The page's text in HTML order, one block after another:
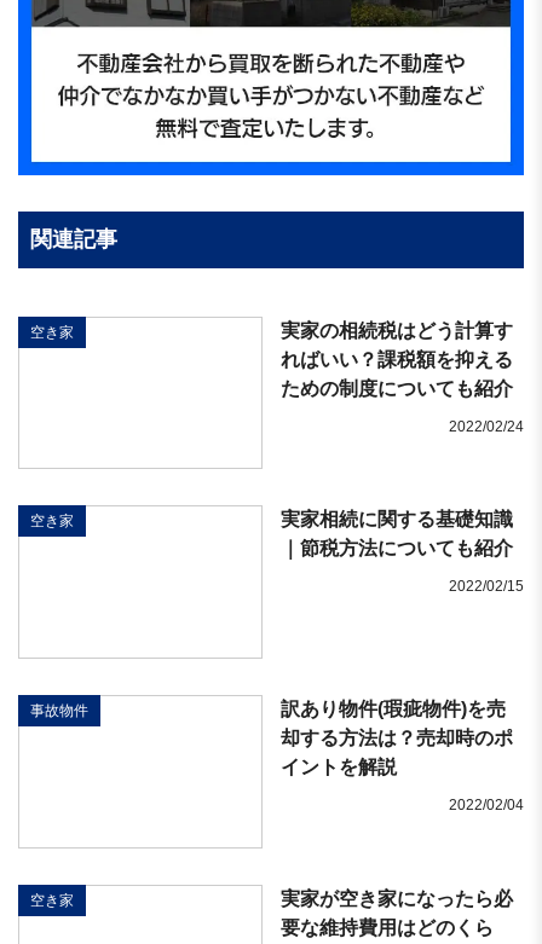
関連記事
空き家
実家の相続税はどう計算す
ればいい？課税額を抑える
ための制度についても紹介
2022/02/24
空き家
実家相続に関する基礎知識
｜節税方法についても紹介
2022/02/15
事故物件
訳あり物件(瑕疵物件)を売
却する方法は？売却時のポ
イントを解説
2022/02/04
空き家
実家が空き家になったら必
要な維持費用はどのくら